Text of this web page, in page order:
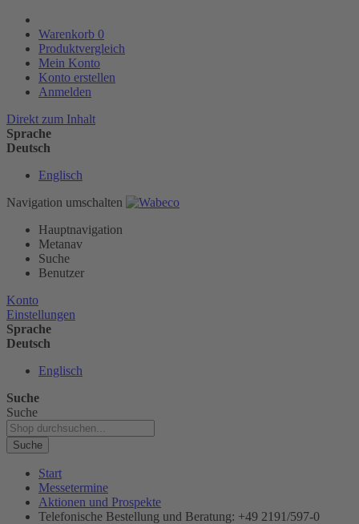
Warenkorb 0
Produktvergleich
Mein Konto
Konto erstellen
Anmelden
Direkt zum Inhalt
Sprache
Deutsch
Englisch
Navigation umschalten
Hauptnavigation
Metanav
Suche
Benutzer
Konto
Einstellungen
Sprache
Deutsch
Englisch
Suche
Suche
Suche
Start
Messetermine
Aktionen und Prospekte
Telefonische Bestellung und Beratung: +49 2191/597-0